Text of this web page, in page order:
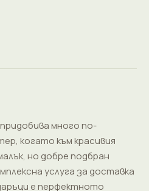
много по-
когато към красивия
но добре подбран
услуга за доставка
е перфектното